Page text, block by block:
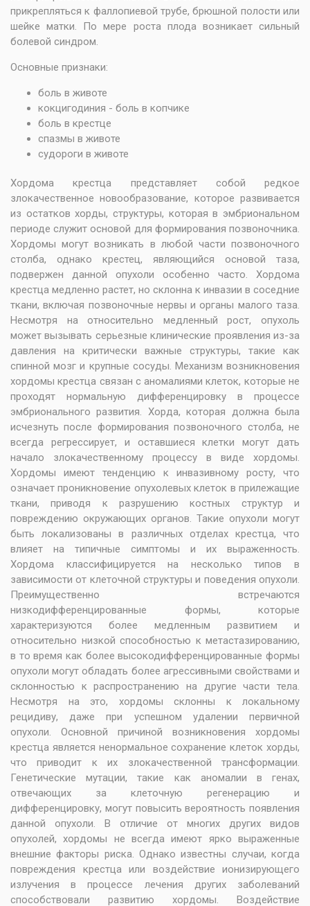
прикрепляться к фаллопиевой трубе, брюшной полости или
шейке матки. По мере роста плода возникает сильный
болевой синдром.
Основные признаки:
боль в животе
кокцигодиния - боль в копчике
боль в крестце
спазмы в животе
судороги в животе
Хордома крестца представляет собой редкое
злокачественное новообразование, которое развивается
из остатков хорды, структуры, которая в эмбриональном
периоде служит основой для формирования позвоночника.
Хордомы могут возникать в любой части позвоночного
столба, однако крестец, являющийся основой таза,
подвержен данной опухоли особенно часто. Хордома
крестца медленно растет, но склонна к инвазии в соседние
ткани, включая позвоночные нервы и органы малого таза.
Несмотря на относительно медленный рост, опухоль
может вызывать серьезные клинические проявления из-за
давления на критически важные структуры, такие как
спинной мозг и крупные сосуды. Механизм возникновения
хордомы крестца связан с аномалиями клеток, которые не
проходят нормальную дифференцировку в процессе
эмбрионального развития. Хорда, которая должна была
исчезнуть после формирования позвоночного столба, не
всегда регрессирует, и оставшиеся клетки могут дать
начало злокачественному процессу в виде хордомы.
Хордомы имеют тенденцию к инвазивному росту, что
означает проникновение опухолевых клеток в прилежащие
ткани, приводя к разрушению костных структур и
повреждению окружающих органов. Такие опухоли могут
быть локализованы в различных отделах крестца, что
влияет на типичные симптомы и их выраженность.
Хордома классифицируется на несколько типов в
зависимости от клеточной структуры и поведения опухоли.
Преимущественно встречаются
низкодифференцированные формы, которые
характеризуются более медленным развитием и
относительно низкой способностью к метастазированию,
в то время как более высокодифференцированные формы
опухоли могут обладать более агрессивными свойствами и
склонностью к распространению на другие части тела.
Несмотря на это, хордомы склонны к локальному
рецидиву, даже при успешном удалении первичной
опухоли. Основной причиной возникновения хордомы
крестца является ненормальное сохранение клеток хорды,
что приводит к их злокачественной трансформации.
Генетические мутации, такие как аномалии в генах,
отвечающих за клеточную регенерацию и
дифференцировку, могут повысить вероятность появления
данной опухоли. В отличие от многих других видов
опухолей, хордомы не всегда имеют ярко выраженные
внешние факторы риска. Однако известны случаи, когда
повреждения крестца или воздействие ионизирующего
излучения в процессе лечения других заболеваний
способствовали развитию хордомы. Воздействие